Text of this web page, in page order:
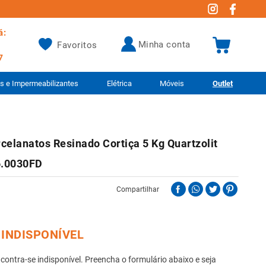
Favoritos minha conta
e Impermeabilizantes Elétrica Móveis Outlet
Resinado Cortiça 5 Kg Quartzolit
Compartilhar